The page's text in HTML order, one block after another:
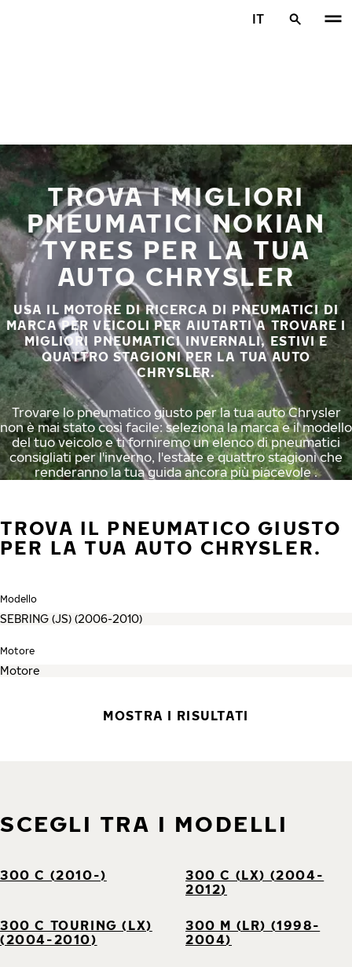
IT
TROVA I MIGLIORI
PNEUMATICI NOKIAN
TYRES PER LA TUA
AUTO CHRYSLER
USA IL MOTORE DI RICERCA DI PNEUMATICI DI
MARCA PER VEICOLI PER AIUTARTI A TROVARE I
MIGLIORI PNEUMATICI INVERNALI, ESTIVI E
QUATTRO STAGIONI PER LA TUA AUTO
CHRYSLER.
Trovare lo pneumatico giusto per la tua auto Chrysler
non è mai stato così facile: seleziona la marca e il modello
del tuo veicolo e ti forniremo un elenco di pneumatici
consigliati per l'inverno, l'estate e quattro stagioni che
renderanno la tua guida ancora più piacevole .
TROVA IL PNEUMATICO GIUSTO
PER LA TUA AUTO CHRYSLER.
Modello
Motore
MOSTRA I RISULTATI
SCEGLI TRA I MODELLI
300 C (2010-)
300 C (LX) (2004-
2012)
300 C TOURING (LX)
(2004-2010)
300 M (LR) (1998-
2004)